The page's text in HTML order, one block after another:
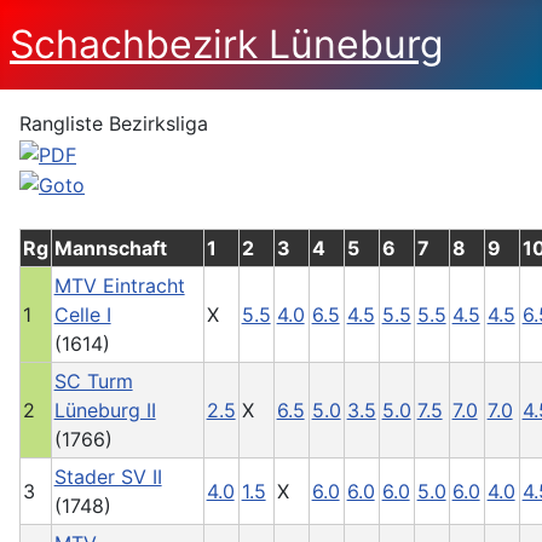
Schachbezirk Lüneburg
Rangliste Bezirksliga
Rg Mannschaft 1 2 3 4 5 6 7 8 9
1
MTV Eintracht
Celle I
(1614)
X 5.5 4.0 6.5 4.5 5.5 5.5 4.5 4.5
2
SC Turm
Lüneburg II
(1766)
2.5 X 6.5 5.0 3.5 5.0 7.5 7.0 7.0
3
Stader SV II
(1748)
4.0 1.5 X 6.0 6.0 6.0 5.0 6.0 4.0